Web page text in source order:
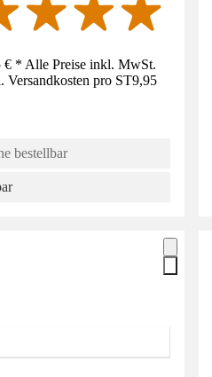
* Alle Preise inkl. MwSt.
Versandkosten pro ST9,95
bestellbar